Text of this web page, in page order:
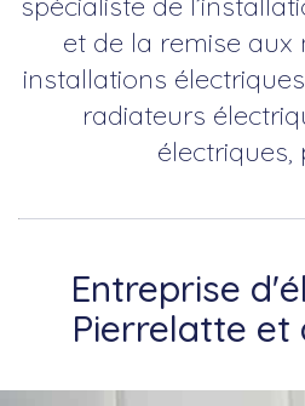
et de la remise aux
installations
radiateurs
électriques,
Entreprise
Pierrelatte et